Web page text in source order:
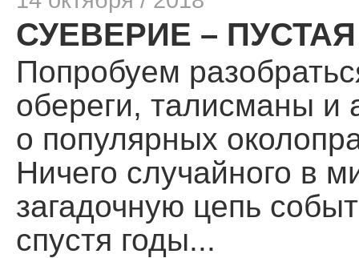
СУЕВЕРИЕ –
Попробуем
обереги, талисманы и
о популярных
Ничего случайного в
загадочную цепь
спустя годы...